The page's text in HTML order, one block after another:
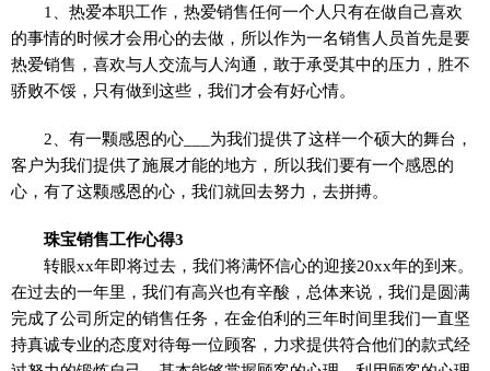
1、热爱本职工作，热爱销售任何一个人只有在做自己喜欢
的事情的时候才会用心的去做，所以作为一名销售人员首先是要
热爱销售，喜欢与人交流与人沟通，敢于承受其中的压力，胜不
骄败不馁，只有做到这些，我们才会有好心情。
2、有一颗感恩的心___为我们提供了这样一个硕大的舞台，
客户为我们提供了施展才能的地方，所以我们要有一个感恩的
心，有了这颗感恩的心，我们就回去努力，去拼搏。
珠宝销售工作心得3
转眼xx年即将过去，我们将满怀信心的迎接20xx年的到来。
在过去的一年里，我们有高兴也有辛酸，总体来说，我们是圆满
完成了公司所定的销售任务，在金伯利的三年时间里我们一直坚
持真诚专业的态度对待每一位顾客，力求提供符合他们的款式经